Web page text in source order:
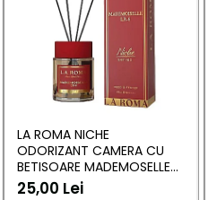
LA ROMA NICHE
ODORIZANT CAMERA CU
BETISOARE MADEMOSELLE
120 ML
25,00 Lei